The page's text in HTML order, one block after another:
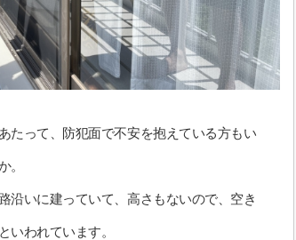
たって、防犯面で不安を抱えている方もい
。
沿いに建っていて、高さもないので、空き
いわれています。